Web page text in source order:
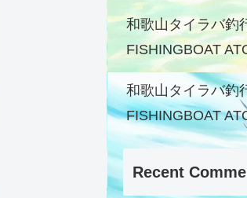
和歌山タイラバ釣
FISHINGBOAT
和歌山タイラバ釣
FISHINGBOAT
Recent